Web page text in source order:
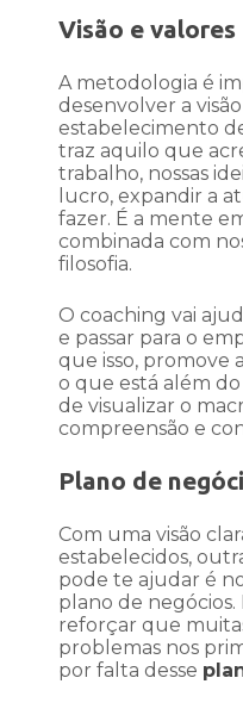
Visão e valores
A metodologia é
desenvolver a
estabelecimento
traz aquilo que
trabalho, nossas
lucro, expandir a
fazer. É a mente
combinada com
filosofia.
O coaching vai
e passar para o
que isso, promove
o que está além
de visualizar o
compreensão e
Plano de
Com uma visão
estabelecidos,
pode te ajudar é
plano de
reforçar que
problemas nos
por falta desse